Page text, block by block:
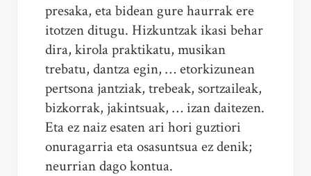
presaka, eta bidean gure haurrak ere
itotzen ditugu. Hizkuntzak ikasi behar
dira, kirola praktikatu, musikan
trebatu, dantza egin, … etorkizunean
pertsona jantziak, trebeak, sortzaileak,
bizkorrak, jakintsuak, … izan daitezen.
Eta ez naiz esaten ari hori guztiori
onuragarria eta osasuntsua ez denik;
neurrian dago kontua.